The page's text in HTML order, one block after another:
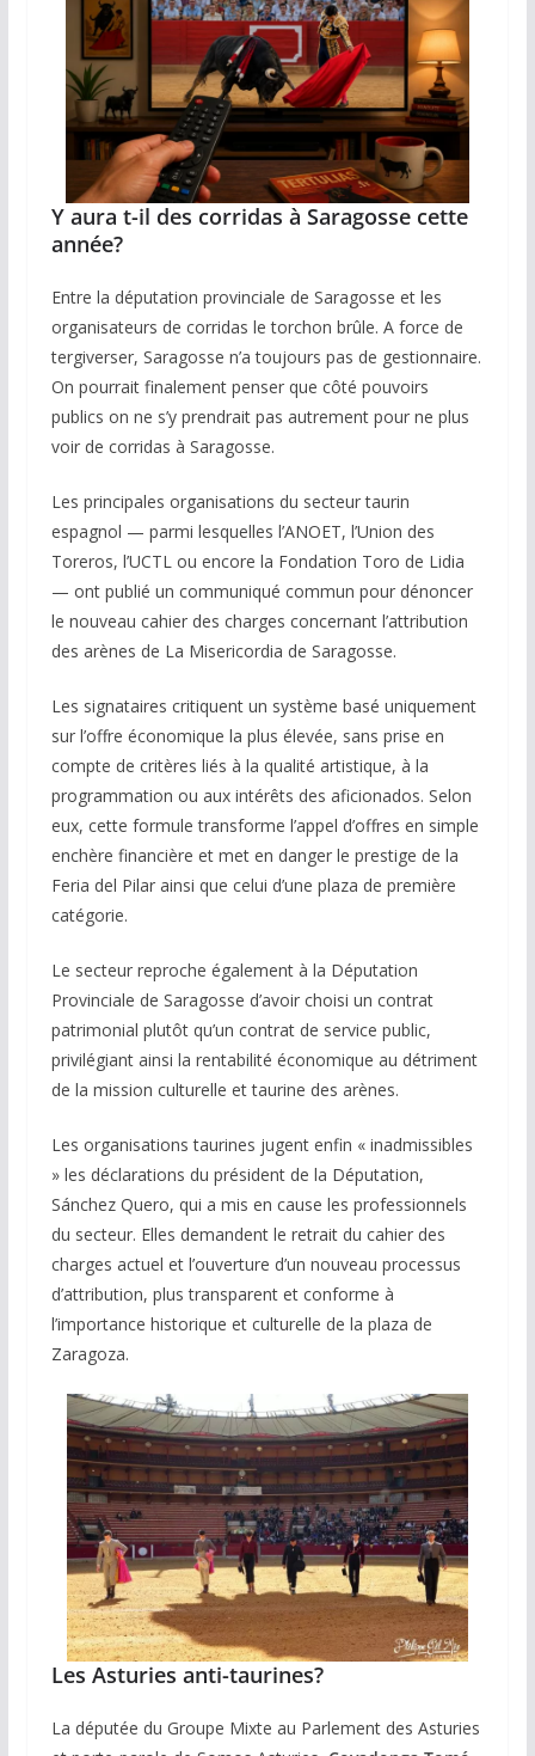
Y aura t-il des corridas à Saragosse cette
année?
Entre la députation provinciale de Saragosse et les
organisateurs de corridas le torchon brûle. A force de
tergiverser, Saragosse n’a toujours pas de gestionnaire.
On pourrait finalement penser que côté pouvoirs
publics on ne s’y prendrait pas autrement pour ne plus
voir de corridas à Saragosse.
Les principales organisations du secteur taurin
espagnol — parmi lesquelles l’ANOET, l’Union des
Toreros, l’UCTL ou encore la Fondation Toro de Lidia
— ont publié un communiqué commun pour dénoncer
le nouveau cahier des charges concernant l’attribution
des arènes de La Misericordia de Saragosse.
Les signataires critiquent un système basé uniquement
sur l’offre économique la plus élevée, sans prise en
compte de critères liés à la qualité artistique, à la
programmation ou aux intérêts des aficionados. Selon
eux, cette formule transforme l’appel d’offres en simple
enchère financière et met en danger le prestige de la
Feria del Pilar ainsi que celui d’une plaza de première
catégorie.
Le secteur reproche également à la Députation
Provinciale de Saragosse d’avoir choisi un contrat
patrimonial plutôt qu’un contrat de service public,
privilégiant ainsi la rentabilité économique au détriment
de la mission culturelle et taurine des arènes.
Les organisations taurines jugent enfin « inadmissibles
» les déclarations du président de la Députation,
Sánchez Quero, qui a mis en cause les professionnels
du secteur. Elles demandent le retrait du cahier des
charges actuel et l’ouverture d’un nouveau processus
d’attribution, plus transparent et conforme à
l’importance historique et culturelle de la plaza de
Zaragoza.
Les Asturies anti-taurines?
La députée du Groupe Mixte au Parlement des Asturies